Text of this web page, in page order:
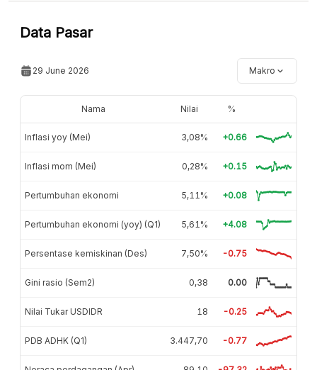
Data Pasar
29 June 2026 Makro
Nama Nilai %
Inflasi yoy (Mei) 3,08% +0.66
Inflasi mom (Mei) 0,28% +0.15
Pertumbuhan ekonomi 5,11% +0.08
Pertumbuhan ekonomi (yoy) (Q1) 5,61% +4.08
Persentase kemiskinan (Des) 7,50% -0.75
Gini rasio (Sem2) 0,38 0.00
Nilai Tukar USDIDR 18 -0.25
PDB ADHK (Q1) 3.447,70 -0.77